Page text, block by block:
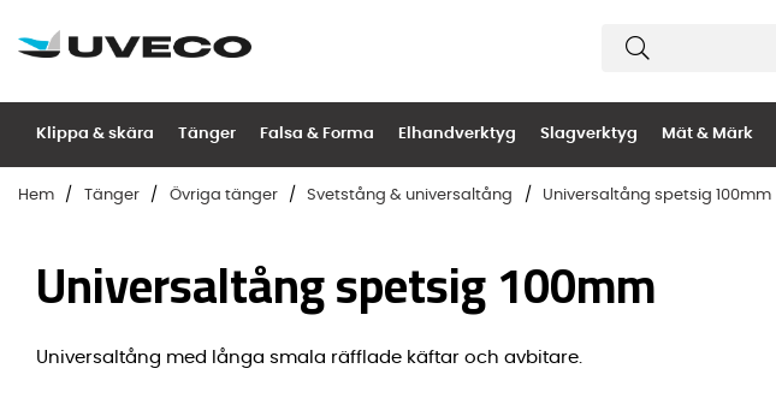
Klippa & skära Tänger Falsa & Forma Elhandverktyg Slagverktyg Mät & Märk
Hem Tänger Övriga tänger Svetstång & universaltång Universaltång spetsig 100mm
Universaltång spetsig 100mm
Universaltång med långa smala räfflade käftar och avbitare.